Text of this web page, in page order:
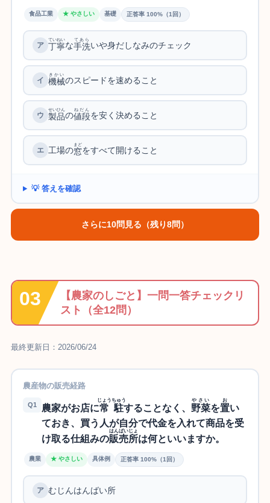
食品工業 ★ やさしい 基礎 正答率 100%（1回）
丁寧
ていねい
な手洗
てあら
いや身だしなみのチェック
機械
きかい
のスピードを速めること
製品
せいひん
の値段
ねだん
を安く決めること
工場の窓
まど
をすべて開けること
💡 答えを確認
さらに10問見る（残り8問）
【農家のしごと】一問一答チェックリ
スト（全12問）
最終更新日：2026/06/24
農産物の販売経路
Q1 農家がお店に常駐
じょうちゅう
することなく、 野菜
やさい
を置
お
い
ておき、買う人が自分で代金を入れて商品を受
け取る仕組みの販売所
はんばいじょ
は何といいますか。
農業 ★ やさしい 具体例 正答率 100%（1回）
むじんはんばい所